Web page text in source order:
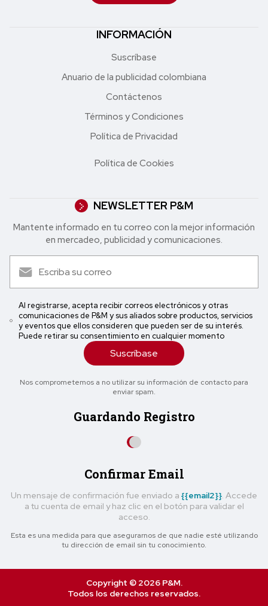
INFORMACIÓN
Suscríbase
Anuario de la publicidad colombiana
Contáctenos
Términos y Condiciones
Política de Privacidad
Política de Cookies
NEWSLETTER P&M
Mantente informado en tu correo con la mejor in formación
en mercadeo, publicidad y comunicaciones.
Al registrarse, acepta recibir correos electrónicos y otras
comunicaciones de P&M y sus aliados sobre productos, servicios
y eventos que ellos consideren que pueden ser de su interés.
Puede retirar su consentimiento en cualquier momento
Suscríbase
Nos comprometemos a no utilizar su información de contacto para
enviar spam.
Guardando Registro
Confirmar Email
Un mensaje de confirmación fue enviado a {{email2}} . Accede
a tu cuenta de email y haz clic en el botón para validar el
acceso.
Esta es una medida para que asegurarnos de que nadie esté utilizando
tu dirección de email sin tu conocimiento.
Copyright © 2026 P&M.
Todos los derechos reservados.